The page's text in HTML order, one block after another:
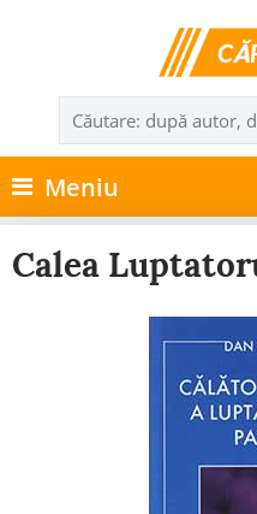
Meniu
Calea